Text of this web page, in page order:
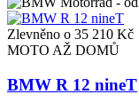
Zlevněno o 35 210 Kč
MOTO AŽ DOMŮ
BMW R 12 nineT